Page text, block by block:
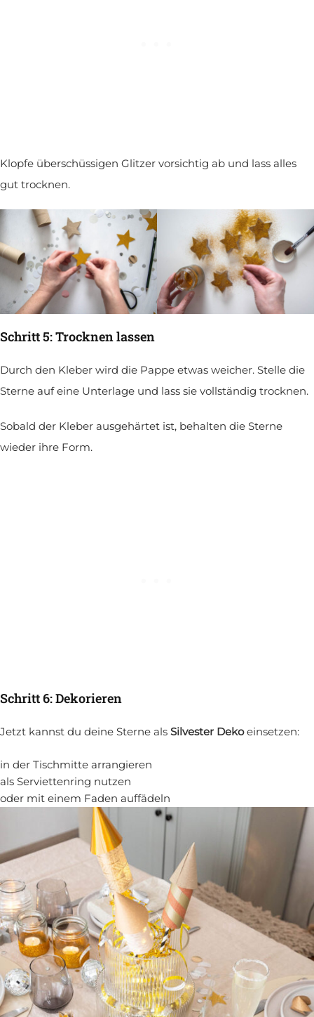
Klopfe überschüssigen Glitzer vorsichtig ab und lass alles
gut trocknen.
Schritt 5: Trocknen lassen
Durch den Kleber wird die Pappe etwas weicher. Stelle die
Sterne auf eine Unterlage und lass sie vollständig trocknen.
Sobald der Kleber ausgehärtet ist, behalten die Sterne
wieder ihre Form.
Schritt 6: Dekorieren
Jetzt kannst du deine Sterne als Silvester Dekoeinsetzen:
in der Tischmitte arrangieren
als Serviettenring nutzen
oder mit einem Faden auffädeln